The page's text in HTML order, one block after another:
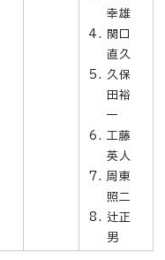
幸雄
関口
直久
久保
田裕
一
工藤
英人
周東
照二
辻正
男